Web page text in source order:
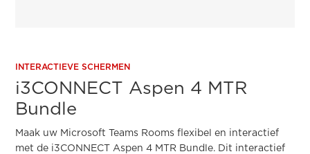
INTERACTIEVE SCHERMEN
i3CONNECT Aspen 4 MTR
Bundle
Maak uw Microsoft Teams Rooms flexibel en interactief
met de i3CONNECT Aspen 4 MTR Bundle. Dit interactief